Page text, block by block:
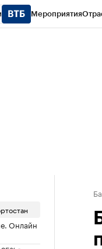
Мероприятия
Онлайн